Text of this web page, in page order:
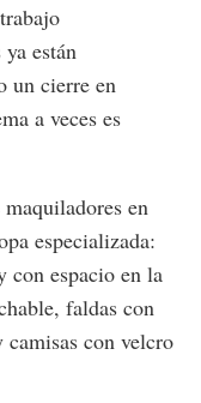
están
un cierre en
a veces es
en
especializada:
con espacio en la
faldas con
con velcro